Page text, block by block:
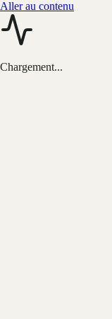
Aller au contenu
Chargement...